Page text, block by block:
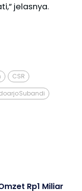
jelasnya.
CSR
Subandi
Rp1 Miliar